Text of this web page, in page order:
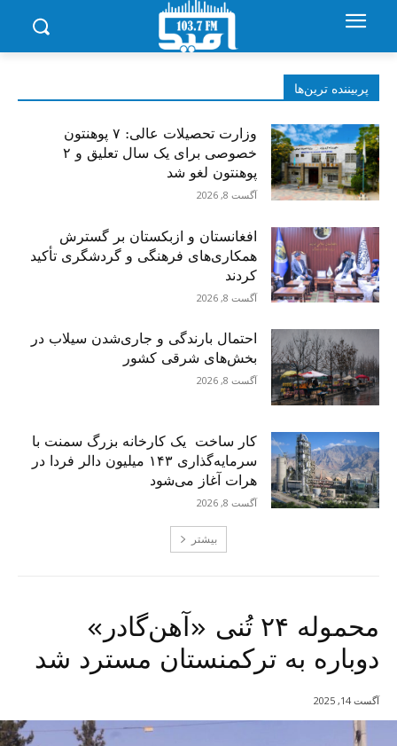
پربیننده‌ ترین‌ها
وزارت تحصیلات عالی: ۷ پوهنتون
خصوصی برای یک سال تعلیق و ۲
پوهنتون لغو شد
آگست 8, 2026
افغانستان و ازبکستان بر گسترش
همکاری‌های فرهنگی و گردشگری تأکید
کردند
آگست 8, 2026
احتمال بارندگی و جاری‌شدن سیلاب در
بخش‌های شرقی کشور
آگست 8, 2026
کار ساخت یک کارخانه بزرگ سمنت با
سرمایه‌گذاری ۱۴۳ میلیون دالر فردا در
هرات آغاز می‌شود
آگست 8, 2026
بیشتر
محموله ۲۴ تُنی «آهن‌گادر»
دوباره به ترکمنستان مسترد شد
آگست 14, 2025